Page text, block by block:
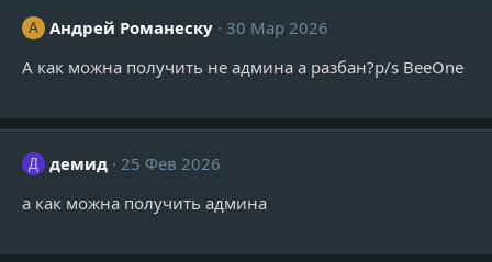
А Андрей Романеску
30 Мар 2026
А как можна получить не админа а разбан?p/s BeeOne
Д демид 25 Фев 2026
а как можна получить админа